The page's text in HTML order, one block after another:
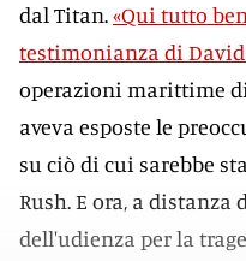
dal Titan.«Qui tutto
testimonianza di
operazioni marittime di
aveva esposte le
su ciò di cui sarebbe
Rush. E ora, a
dell'udienza per la